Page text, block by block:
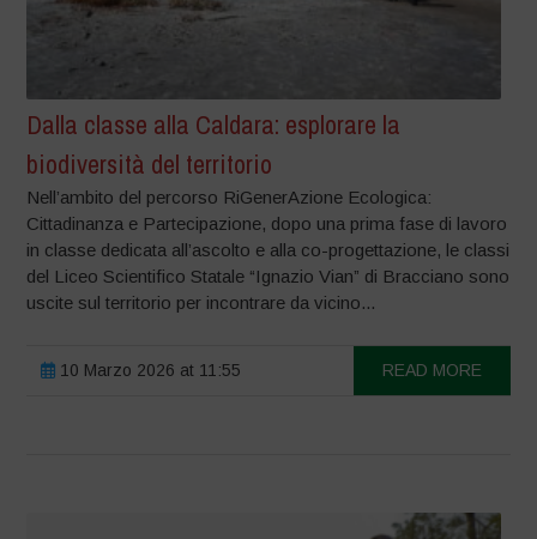
Dalla classe alla Caldara: esplorare la
biodiversità del territorio
Nell’ambito del percorso RiGenerAzione Ecologica:
Cittadinanza e Partecipazione, dopo una prima fase di lavoro
in classe dedicata all’ascolto e alla co-progettazione, le classi
del Liceo Scientifico Statale “Ignazio Vian” di Bracciano sono
uscite sul territorio per incontrare da vicino...
10 Marzo 2026 at 11:55 READ MORE